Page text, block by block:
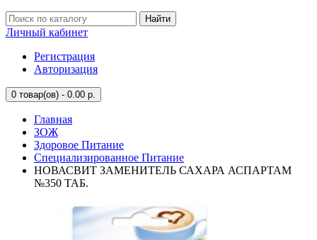
Найти
Личный кабинет
Регистрация
Авторизация
0 товар(ов) - 0.00 р.
Главная
ЗОЖ
Здоровое Питание
Специализированное Питание
НОВАСВИТ ЗАМЕНИТЕЛЬ САХАРА АСПАРТАМ
№350 ТАБ.